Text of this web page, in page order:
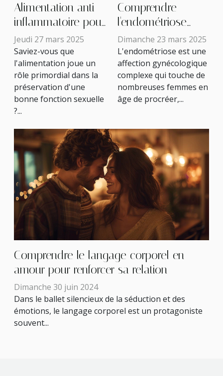
Alimentation anti-
inflammatoire pour
une meilleure
fonction sexuelle -
Recettes et
Principes de
Diététique
Jeudi 27 mars 2025
Saviez-vous que
l'alimentation joue un
rôle primordial dans la
préservation d'une
bonne fonction sexuelle
?...
Comprendre
l'endométriose
impact sur la
sexualité et
solutions pour une
vie intime
épanouie
Dimanche 23 mars 2025
L'endométriose est une
affection gynécologique
complexe qui touche de
nombreuses femmes en
âge de procréer,...
Comprendre le langage corporel en
amour pour renforcer sa relation
Dimanche 30 juin 2024
Dans le ballet silencieux de la séduction et des
émotions, le langage corporel est un protagoniste
souvent...